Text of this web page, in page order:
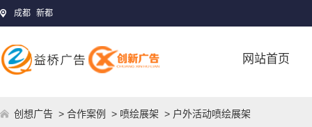
成都 新都
网站首页
创想广告 > 合作案例 > 喷绘展架 > 户外活动喷绘展架